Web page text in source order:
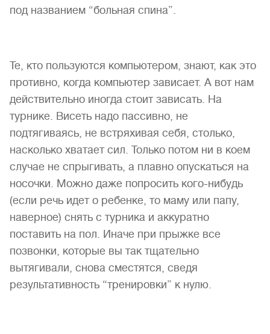
под названием “больная спина”.
Те, кто пользуются компьютером, знают, как это
противно, когда компьютер зависает. А вот нам
действительно иногда стоит зависать. На
турнике. Висеть надо пассивно, не
подтягиваясь, не встряхивая себя, столько,
насколько хватает сил. Только потом ни в коем
случае не спрыгивать, а плавно опускаться на
носочки. Можно даже попросить кого-нибудь
(если речь идет о ребенке, то маму или папу,
наверное) снять с турника и аккуратно
поставить на пол. Иначе при прыжке все
позвонки, которые вы так тщательно
вытягивали, снова сместятся, сведя
результативность “тренировки” к нулю.